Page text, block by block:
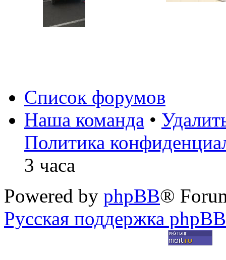
Список форумов
Наша команда •
Политика
3 часа
Powered by phpBB®
Русская поддержка phpBB